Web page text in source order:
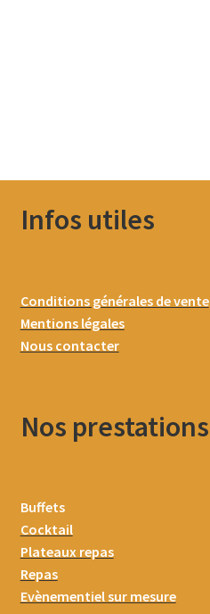
Infos utiles
Conditions générales de vente
Mentions légales
Nous contacter
Nos prestations
Buffets
Cocktail
Plateaux repas
Repas
Evènementiel sur mesure